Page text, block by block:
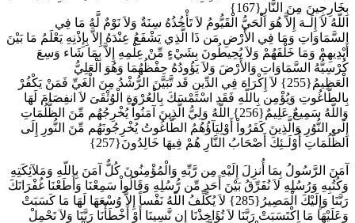
بِخَارِجِينَ مِنَ النَّارِ{167}
اللّهُ لاَ إِلَـهَ إِلاَّ هُوَ الْحَيُّ الْقَيُّومُ لاَ تَأْخُذُهُ سِنَةٌ وَلاَ نَوْمٌ لَّهُ مَا فِي
السَّمَاوَاتِ وَمَا فِي الأَرْضِ مَن ذَا الَّذِي يَشْفَعُ عِنْدَهُ إِلاَّ بِإِذْنِهِ يَعْلَمُ مَا بَيْنَ
أَيْدِيهِمْ وَمَا خَلْفَهُمْ وَلاَ يُحِيطُونَ بِشَيْءٍ مِّنْ عِلْمِهِ إِلاَّ بِمَا شَاء وَسِعَ
كُرْسِيُّهُ السَّمَاوَاتِ وَالأَرْضَ وَلاَ يَؤُودُهُ حِفْظُهُمَا وَهُوَ الْعَلِيُّ
الْعَظِيمُ{255} لاَ إِكْرَاهَ فِي الدِّينِ قَد تَّبَيَّنَ الرُّشْدُ مِنَ الْغَيِّ فَمَنْ يَكْفُرْ
بِالطَّاغُوتِ وَيُؤْمِن بِاللّهِ فَقَدِ اسْتَمْسَكَ بِالْعُرْوَةِ الْوُثْقَىَ لاَ انفِصَامَ لَهَا
وَاللّهُ سَمِيعٌ عَلِيمٌ{256} اللّهُ وَلِيُّ الَّذِينَ آمَنُواْ يُخْرِجُهُم مِّنَ الظُّلُمَاتِ
إِلَى النُّوُرِ وَالَّذِينَ كَفَرُواْ أَوْلِيَآؤُهُمُ الطَّاغُوتُ يُخْرِجُونَهُم مِّنَ النُّورِ إِلَى
الظُّلُمَاتِ أُوْلَـئِكَ أَصْحَابُ النَّارِ هُمْ فِيهَا خَالِدُونَ{257}
آمَنَ الرَّسُولُ بِمَا أُنزِلَ إِلَيْهِ مِن رَّبِّهِ وَالْمُؤْمِنُونَ كُلٌّ آمَنَ بِاللّهِ وَمَلآئِكَتِهِ
وَكُتُبِهِ وَرُسُلِهِ لاَ نُفَرِّقُ بَيْنَ أَحَدٍ مِّن رُّسُلِهِ وَقَالُواْ سَمِعْنَا وَأَطَعْنَا غُفْرَانَكَ
رَبَّنَا وَإِلَيْكَ الْمَصِيرُ{285} لاَ يُكَلِّفُ اللّهُ نَفْساً إِلاَّ وُسْعَهَا لَهَا مَا كَسَبَتْ
وَعَلَيْهَا مَا اكْتَسَبَتْ رَبَّنَا لاَ تُؤَاخِذْنَا إِن نَّسِينَا أَوْ أَخْطَأْنَا رَبَّنَا وَلاَ تَحْمِلْ